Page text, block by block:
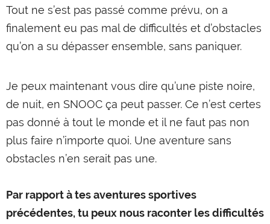
Tout ne s’est pas passé comme prévu, on a
finalement eu pas mal de difficultés et d’obstacles
qu’on a su dépasser ensemble, sans paniquer.
Je peux maintenant vous dire qu’une piste noire,
de nuit, en SNOOC ça peut passer. Ce n’est certes
pas donné à tout le monde et il ne faut pas non
plus faire n’importe quoi. Une aventure sans
obstacles n’en serait pas une.
Par rapport à tes aventures sportives
précédentes, tu peux nous raconter les difficultés